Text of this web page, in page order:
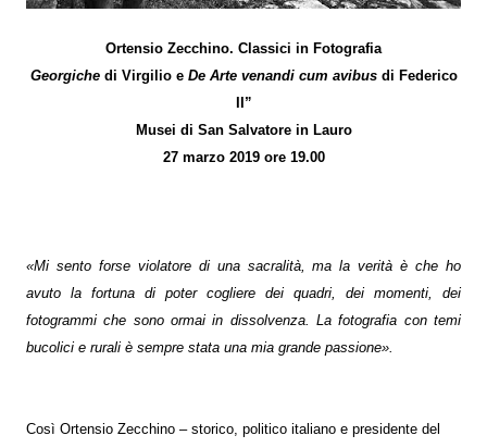
Ortensio Zecchino. Classici in Fotografia
Georgichedi Virgilio e De Arte venandi cum avibusdi Federico
II”
Musei di San Salvatore in Lauro
27 marzo 2019 ore 19.00
«Mi sento forse violatore di una sacralità, ma la verità è che ho
avuto la fortuna di poter cogliere dei quadri, dei momenti, dei
fotogrammi che sono ormai in dissolvenza. La fotografia con temi
bucolici e rurali è sempre stata una mia grande passione».
Così Ortensio Zecchino – storico, politico italiano e presidente del